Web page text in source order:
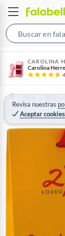
CAROLINA
Carolina
Revisa nuestras
Aceptar cookies
Home Belleza,